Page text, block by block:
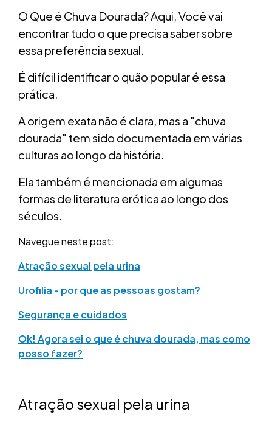
O Que é Chuva Dourada? Aqui, Você vai
encontrar tudo o que precisa saber sobre
essa preferência sexual.
É difícil identificar o quão popular é essa
prática.
A origem exata não é clara, mas a "chuva
dourada" tem sido documentada em várias
culturas ao longo da história.
Ela também é mencionada em algumas
formas de literatura erótica ao longo dos
séculos.
Navegue neste post:
Atração sexual pela urina
Urofilia - por que as pessoas gostam?
Segurança e cuidados
Ok! Agora sei o que é chuva dourada, mas como
posso fazer?
Atração sexual pela urina